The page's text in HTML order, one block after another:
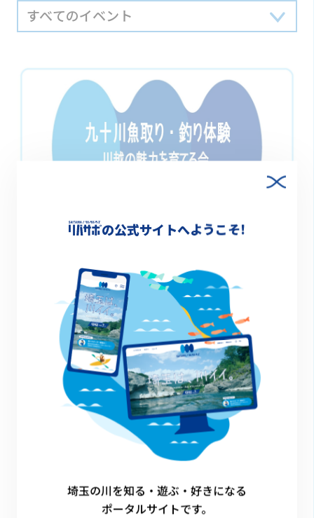
2022.10.10(月・祝) 9:00～11:00（※雨天中止）
川の国応援団の活動 川越市
1
の公式サイトへようこそ!
埼玉の川を知る・遊ぶ・好きになる
ポータルサイトです。